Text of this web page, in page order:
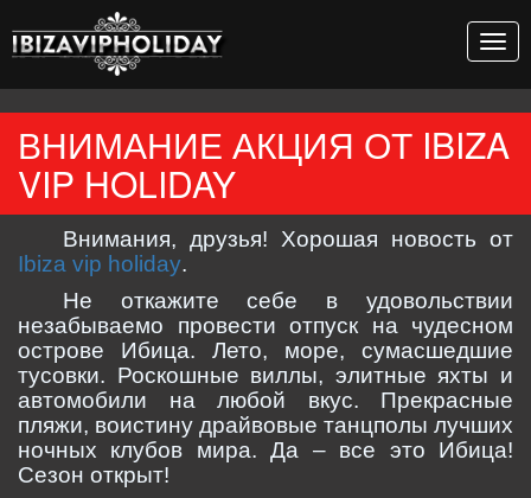
ВНИМАНИЕ АКЦИЯ ОТ IBIZA
VIP HOLIDAY
Внимания, друзья! Хорошая новость от
Ibiza vip holiday.
Не откажите себе в удовольствии
незабываемо провести отпуск на чудесном
острове Ибица. Лето, море, сумасшедшие
тусовки. Роскошные виллы, элитные яхты и
автомобили на любой вкус. Прекрасные
пляжи, воистину драйвовые танцполы лучших
ночных клубов мира. Да – все это Ибица!
Сезон открыт!